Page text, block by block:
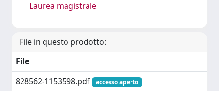
Laurea magistrale
File in questo prodotto:
File
828562-1153598.pdf
accesso aperto